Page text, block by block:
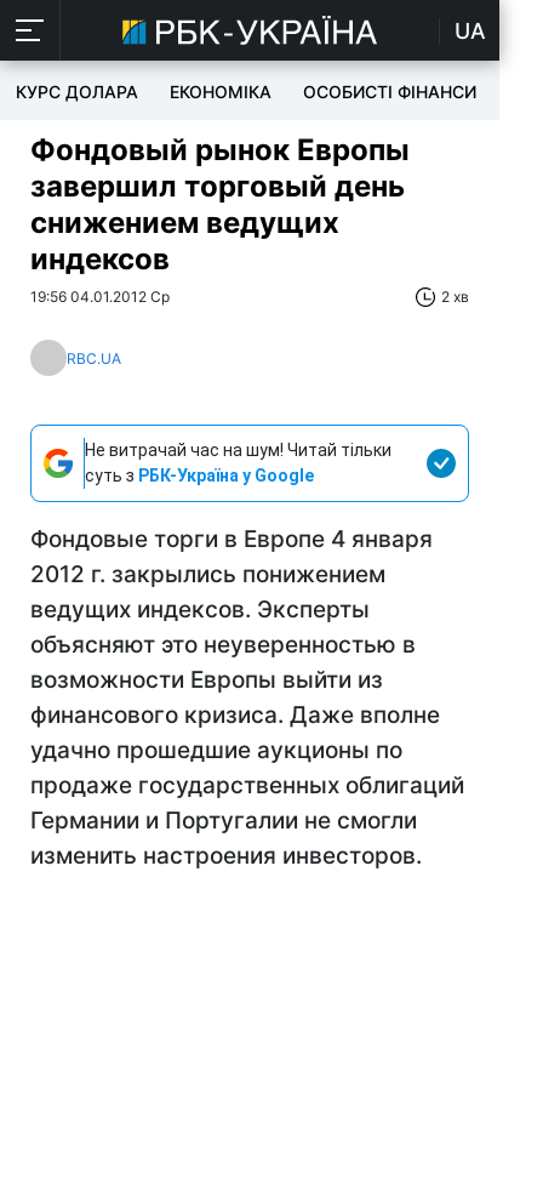
UA
КУРС ДОЛАРА ЕКОНОМІКА ОСОБИСТІ ФІНАНСИ
Фондовый рынок Европы
завершил торговый день
снижением ведущих
индексов
19:56 04.01.2012 Ср 2 хв
RBC.UA
Не витрачай час на шум! Читай тільки
суть з РБК-Україна у Google
Фондовые торги в Европе 4 января
2012 г. закрылись понижением
ведущих индексов. Эксперты
объясняют это неуверенностью в
возможности Европы выйти из
финансового кризиса. Даже вполне
удачно прошедшие аукционы по
продаже государственных облигаций
Германии и Португалии не смогли
изменить настроения инвесторов.